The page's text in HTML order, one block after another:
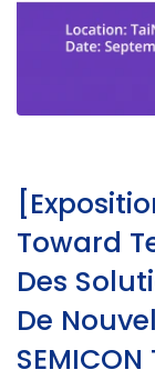
Toward
Des
De